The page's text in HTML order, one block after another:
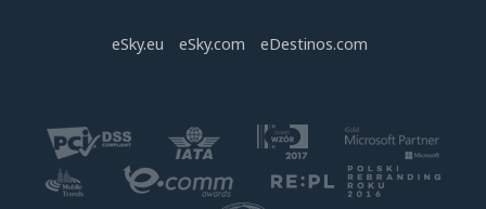
eSky.eu eSky.com eDestinos.com